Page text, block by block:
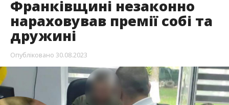
Франківщині незаконно
нараховував премії собі та
дружині
Опубліковано 30.08.2023